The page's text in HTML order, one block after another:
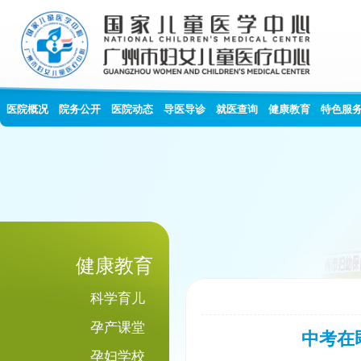
医院概况 院务公开 医院动态 导医导诊 就医查询 健康教育 特色服
健康教育
科学育儿
孕产课堂
孕妇学校
中考在